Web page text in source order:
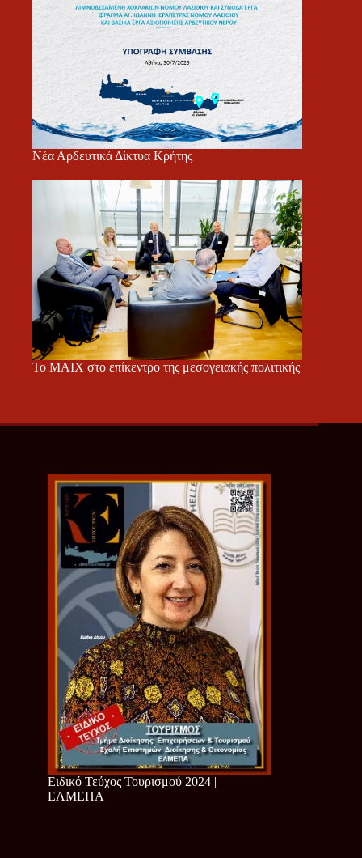
Νέα Αρδευτικά Δίκτυα Κρήτης
Το ΜΑΙΧ στο επίκεντρο της μεσογειακής πολιτικής
Ειδικό Τεύχος Τουρισμού 2024 |
ΕΛΜΕΠΑ